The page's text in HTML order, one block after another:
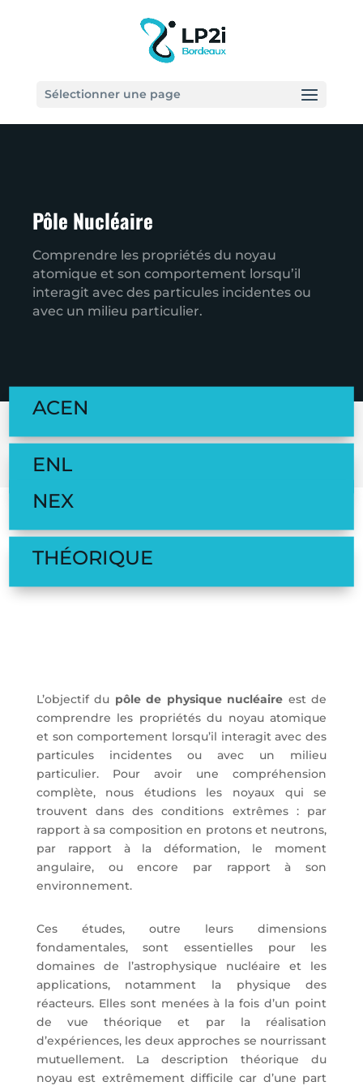
Sélectionner une page
Pôle Nucléaire
Comprendre les propriétés du noyau
atomique et son comportement lorsqu’il
interagit avec des particules incidentes ou
avec un milieu particulier.
ACEN
ENL
NEX
THÉORIQUE
L’objectif du pôle de physique nucléaire est de
comprendre les propriétés du noyau atomique
et son comportement lorsqu’il interagit avec des
particules incidentes ou avec un milieu
particulier. Pour avoir une compréhension
complète, nous étudions les noyaux qui se
trouvent dans des conditions extrêmes : par
rapport à sa composition en protons et neutrons,
par rapport à la déformation, le moment
angulaire, ou encore par rapport à son
environnement.
Ces études, outre leurs dimensions
fondamentales, sont essentielles pour les
domaines de l’astrophysique nucléaire et les
applications, notamment la physique des
réacteurs. Elles sont menées à la fois d’un point
de vue théorique et par la réalisation
d’expériences, les deux approches se nourrissant
mutuellement. La description théorique du
noyau est extrêmement difficile car d’une part